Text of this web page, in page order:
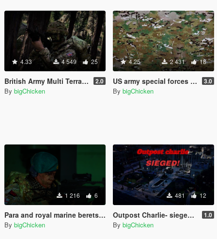
4.33 4 549 25
British Army Multi Terrain Pattern camouflage 2 2.0
By bigChicken
4.25 2 431 18
US army special forces Crye precision camo (USMC retexture) 3.0
By bigChicken
1 216 6
Para and royal marine berets (Retexture)
By bigChicken
481 12
Outpost Charlie- sieged [Menyoo] 1.0
By bigChicken